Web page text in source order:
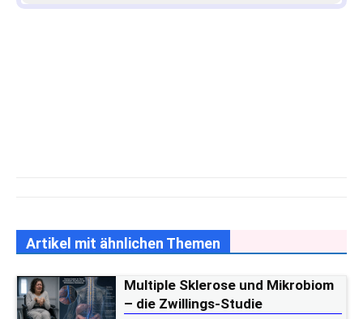
Artikel mit ähnlichen Themen
Multiple Sklerose und Mikrobiom
– die Zwillings-Studie